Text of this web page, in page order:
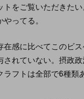
トをご覧いただきた
ってる。
在感に比べてこのビ
れていない。摂政政
フトは全部で6種類